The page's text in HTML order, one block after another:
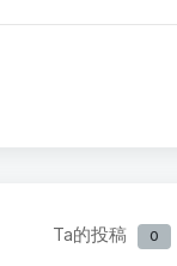
Ta的投稿 0